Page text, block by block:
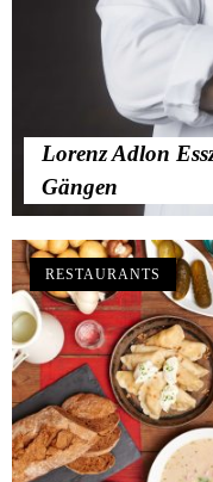
Lorenz Adlon
Gängen
RESTAURANTS